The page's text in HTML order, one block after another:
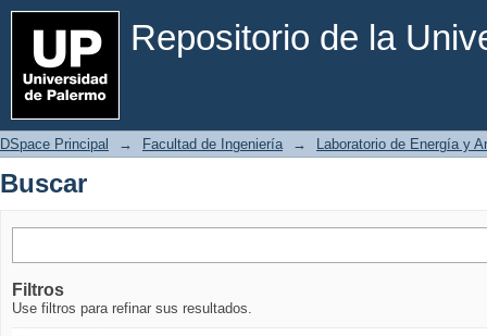
Repositorio de la
Buscar
DSpace Principal → Facultad de Ingeniería → Laboratorio de Energía y
Buscar
Filtros
Use filtros para refinar sus resultados.